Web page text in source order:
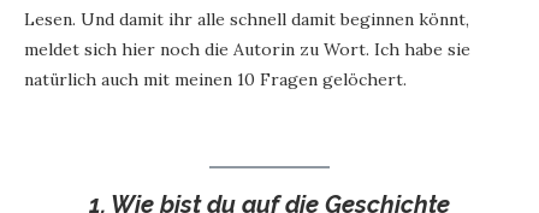
Lesen. Und damit ihr alle schnell damit beginnen könnt,
meldet sich hier noch die Autorin zu Wort. Ich habe sie
natürlich auch mit meinen 10 Fragen gelöchert.
1. Wie bist du auf die Geschichte